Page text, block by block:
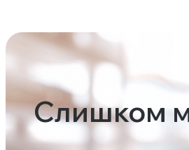
Слишком